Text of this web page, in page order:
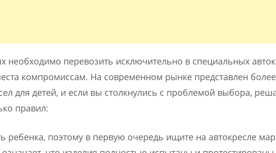
необходимо перевозить исключительно в специальных
компромиссам. На современном рынке представлен
для детей, и если вы столкнулись с проблемой выбора,
правил:
ребенка, поэтому в первую очередь ищите на автокресле